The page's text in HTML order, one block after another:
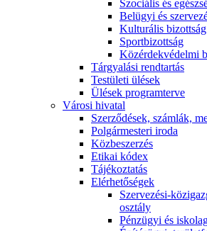
Szociális és
Belügyi és
Kulturális bizottság
Sportbizottság
Közérdekvédelmi
Tárgyalási rendtartás
Testületi ülések
Ülések programterve
Városi hivatal
Szerződések, számlák,
Polgármesteri iroda
Közbeszerzés
Etikai kódex
Tájékoztatás
Elérhetőségek
Szervezési-
osztály
Pénzügyi és